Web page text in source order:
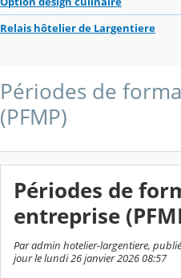
Relais hôtelier de Largentiere
Périodes de
(PFMP)
Périodes de
entreprise
Par admin hotelier-largentiere,
jour le lundi 26 janvier 2026 08:57